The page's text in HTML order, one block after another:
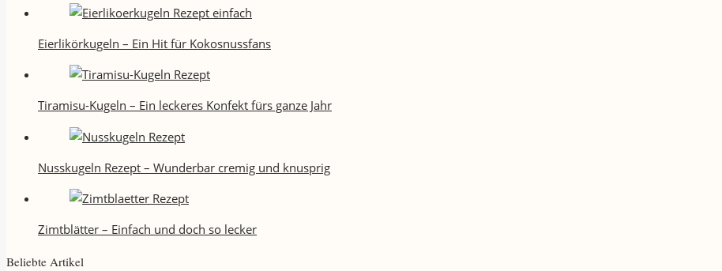
Eierlikörkugeln – Ein Hit für Kokosnussfans
Tiramisu-Kugeln – Ein leckeres Konfekt fürs ganze Jahr
Nusskugeln Rezept – Wunderbar cremig und knusprig
Zimtblätter – Einfach und doch so lecker
Beliebte Artikel